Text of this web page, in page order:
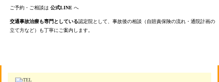
ご予約・ご相談は 公式LINE へ
交通事故治療も専門としている認定院として、事故後の相談（自賠責保険の流れ・通院計画の
立て方など）も丁寧にご案内します。